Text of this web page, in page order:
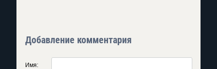
Добавление комментария
Имя: